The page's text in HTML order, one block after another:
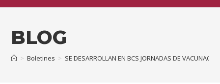
BLOG
> Boletines > SE DESARROLLAN EN BCS JORNADAS DE